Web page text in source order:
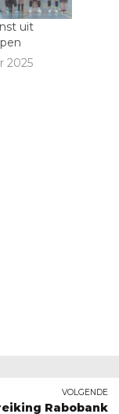
uit
2025
VOLGENDE
Rabobank